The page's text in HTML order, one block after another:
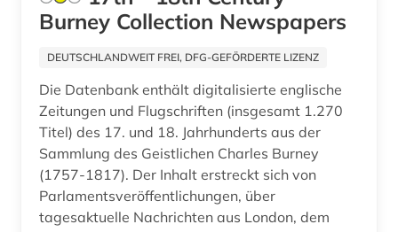
arzt (1)
aschach (1)
aschaffenburg (1)
asean (1)
asiatische studien (1)
Burney Collection Newspapers
DEUTSCHLANDWEIT FREI, DFG-GEFÖRDERTE LIZENZ
Die Datenbank enthält digitalisierte englische
Zeitungen und Flugschriften (insgesamt 1.270
Titel) des 17. und 18. Jahrhunderts aus der
Sammlung des Geistlichen Charles Burney
(1757-1817). Der Inhalt erstreckt sich von
Parlamentsveröffentlichungen, über
tagesaktuelle Nachrichten aus London, dem